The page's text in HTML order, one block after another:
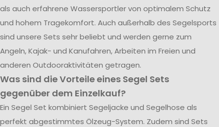
als auch erfahrene Wassersportler von optimalem Schutz
und hohem Tragekomfort. Auch außerhalb des Segelsports
sind unsere Sets sehr beliebt und werden gerne zum
Angeln, Kajak- und Kanufahren, Arbeiten im Freien und
anderen Outdooraktivitäten getragen.
Was sind die Vorteile eines Segel Sets
gegenüber dem Einzelkauf?
Ein Segel Set kombiniert Segeljacke und Segelhose als
perfekt abgestimmtes Ölzeug-System. Zudem sind Sets